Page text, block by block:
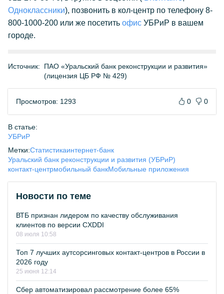
Одноклассники), позвонить в кол-центр по телефону 8-
800-1000-200 или же посетить офис УБРиР в вашем
городе.
Источник:
ПАО «Уральский банк реконструкции и развития»
(лицензия ЦБ РФ № 429)
Просмотров: 1293 0 0
В статье:
УБРиР
Метки:Статистикаинтернет-банк
Уральский банк реконструкции и развития (УБРиР)
контакт-центрмобильный банкМобильные приложения
Новости по теме
ВТБ признан лидером по качеству обслуживания
клиентов по версии CXDDI
08 июля 10:58
Топ 7 лучших аутсорсинговых контакт-центров в России в
2026 году
25 июня 12:14
Сбер автоматизировал рассмотрение более 65%